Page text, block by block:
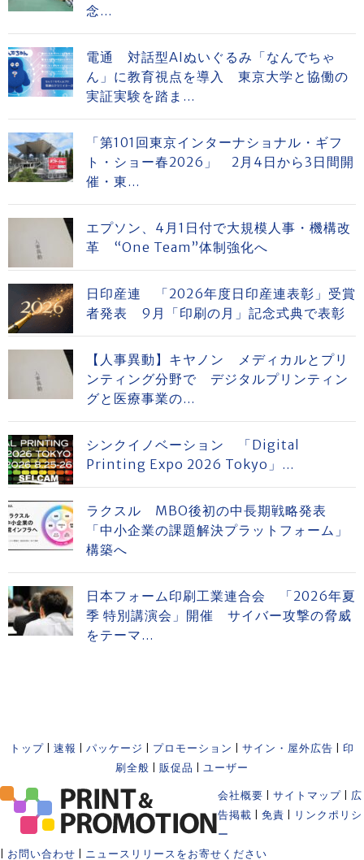
念...
電通 対話型AIぬいぐるみ「なんでちゃ
ん」に教育視点を導入 東京大学と協働の
実証実験を踏ま...
「第101回東京インターナショナル・ギフ
ト・ショー春2026」 2月4日から3日間開
催・東...
エプソン、4月1日付で大規模人事・機構改
革 “One Team”体制強化へ
日印産連 「2026年度日印産連表彰」受賞
者発表 9月「印刷の月」記念式典で表彰
【人事異動】キヤノン メディカルとプリ
ンティング分野で デジタルプリンティン
グと医療事業の...
シンクイノベーション 「Digital
Printing Expo 2026 Tokyo」...
ラクスル MBO後初の中長期戦略発表
「中小企業の課題解決プラットフォーム」
構築へ
日本フォーム印刷工業連合会 「2026年夏
季 特別講演会」開催 サイバー攻撃の脅威
をテーマ...
トップ 速報 パッケージ プロモーション サイン・屋外広告
印
刷全般
販促品 ユーザー
会社概要 サイトマップ
広
告掲載
免責
リンクポリシ
ー
お問い合わせ ニュースリリースをお寄せください